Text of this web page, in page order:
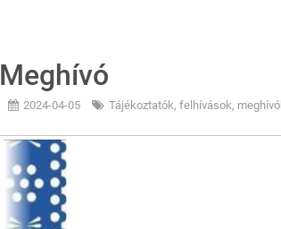
Meghívó
2024-04-05 Tájékoztatók, felhívások,